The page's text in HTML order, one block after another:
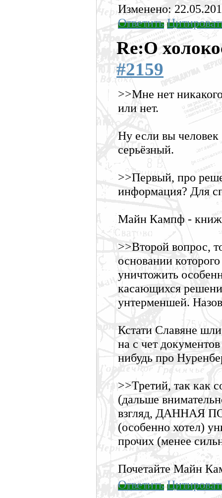
Изменено:
Ответить
Re:О
#2159
>>Мне нет
или нет.
Ну если вы
серьёзный.
>>Первый, про
информация? Для
Майн Кампф -
>>Второй вопрос,
основании
уничтожить
касающихся
унтерменшей.
Кстати Славяне
на с чет
нибудь про
>>Третий, так как
(дальше
взгляд, ДАННАЯ
(особенно хотел)
прочих (менее
Почетайте Майн
Ответить